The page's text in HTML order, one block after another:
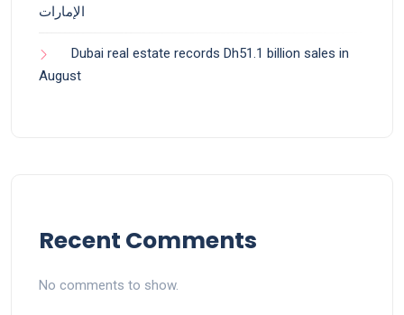
الإمارات
Dubai real estate records Dh51.1 billion sales in
August
Recent Comments
No comments to show.